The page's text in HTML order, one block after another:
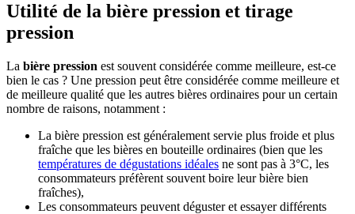
Utilité de la bière pression et tirage
pression
La bière pression est souvent considérée comme meilleure, est-ce
bien le cas ? Une pression peut être considérée comme meilleure et
de meilleure qualité que les autres bières ordinaires pour un certain
nombre de raisons, notamment :
La bière pression est généralement servie plus froide et plus
fraîche que les bières en bouteille ordinaires (bien que les
températures de dégustations idéales ne sont pas à 3°C, les
consommateurs préfèrent souvent boire leur bière bien
fraîches),
Les consommateurs peuvent déguster et essayer différents